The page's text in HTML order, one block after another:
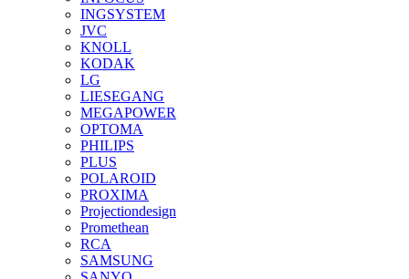
INGSYSTEM
JVC
KNOLL
KODAK
LG
LIESEGANG
MEGAPOWER
OPTOMA
PHILIPS
PLUS
POLAROID
PROXIMA
Projectiondesign
Promethean
RCA
SAMSUNG